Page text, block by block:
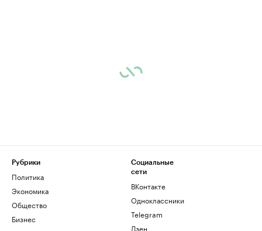
Рубрики
Политика
Экономика
Общество
Бизнес
Социальные
сети
ВКонтакте
Одноклассники
Telegram
Дзен